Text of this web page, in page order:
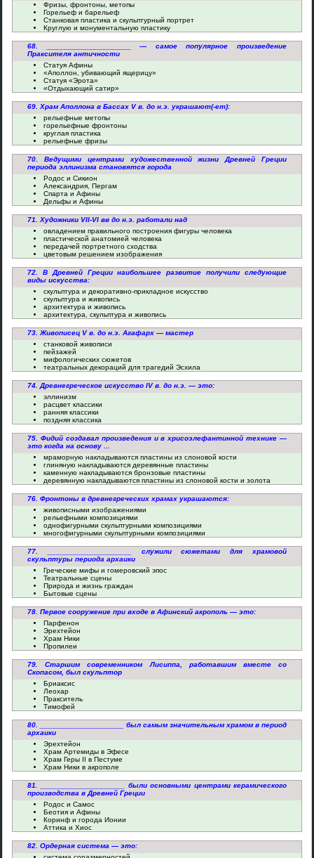
Фризы, фронтоны, метопы
Горельеф и барельеф
Станковая пластика и скульптурный портрет
Круглую и монументальную пластику
68. ____________________ — самое популярное произведение
Праксителя античности
Статуя Афины
«Аполлон, убивающий ящерицу»
Статуя «Эрота»
«Отдыхающий сатир»
69. Храм Аполлона в Бассах V в. до н.э. украшают(-ет):
рельефные метопы
горельефные фронтоны
круглая пластика
рельефные фризы
70. Ведущими центрами художественной жизни Древней Греции
периода эллинизма становятся города
Родос и Сикион
Александрия, Пергам
Спарта и Афины
Дельфы и Афины
71. Художники VII-VI вв до н.э. работали над
овладением правильного построения фигуры человека
пластической анатомией человека
передачей портретного сходства
цветовым решением изображения
72. В Древней Греции наибольшее развитие получили следующие
виды искусства:
скульптура и декоративно-прикладное искусство
скульптура и живопись
архитектура и живопись
архитектура, скульптура и живопись
73. Живописец V в. до н.э. Агафарх — мастер
станковой живописи
пейзажей
мифологических сюжетов
театральных декораций для трагедий Эсхила
74. Древнегреческое искусство IV в. до н.э. — это:
эллинизм
расцвет классики
ранняя классики
поздняя классика
75. Фидий создавал произведения и в хрисоэлефантинной технике —
это когда на основу ...
мраморную накладываются пластины из слоновой кости
глиняную накладываются деревянные пластины
каменную накладываются бронзовые пластины
деревянную накладываются пластины из слоновой кости и золота
76. Фронтоны в древнегреческих храмах украшаются:
живописными изображениями
рельефными композициями
однофигурными скульптурными композициями
многофигурными скульптурными композициями
77. ____________________ служили сюжетами для храмовой
скульптуры периода архаики
Греческие мифы и гомеровский эпос
Театральные сцены
Природа и жизнь граждан
Бытовые сцены
78. Первое сооружение при входе в Афинский акрополь — это:
Парфенон
Эрехтейон
Храм Ники
Пропилеи
79. Старшим современником Лисиппа, работавшим вместе со
Скопасом, был скульптор
Бриаксис
Леохар
Пракситель
Тимофей
80. ____________________ был самым значительным храмом в период
архаики
Эрехтейон
Храм Артемиды в Эфесе
Храм Геры II в Пестуме
Храм Ники в акрополе
81. ____________________ были основными центрами керамического
производства в Древней Греции
Родос и Самос
Беотия и Афины
Коринф и города Ионии
Аттика и Хиос
82. Ордерная система — это: